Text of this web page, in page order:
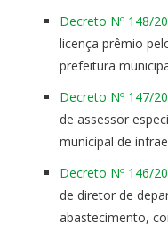
Decreto Nº 148/
licença prêmio
prefeitura
Decreto Nº 147/
de assessor
municipal de
Decreto Nº 146/
de diretor de
abastecimento,